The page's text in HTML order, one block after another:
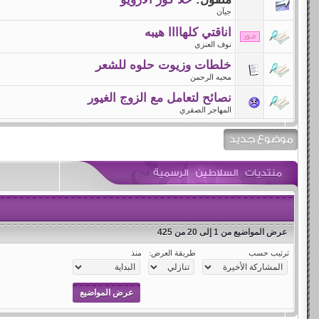
جيآن
اناقتي كلهاااا هيبه
نوف العنزي
خلطات وزيوت حلوه للشعر
محبه الرحمن
نصائح لتعامل مع الزوج الغيور
المهاجر الصقري
عرض المواضيع من 1 إلى 20 من 425
ترتيب حسب طريقة العرض: منذ